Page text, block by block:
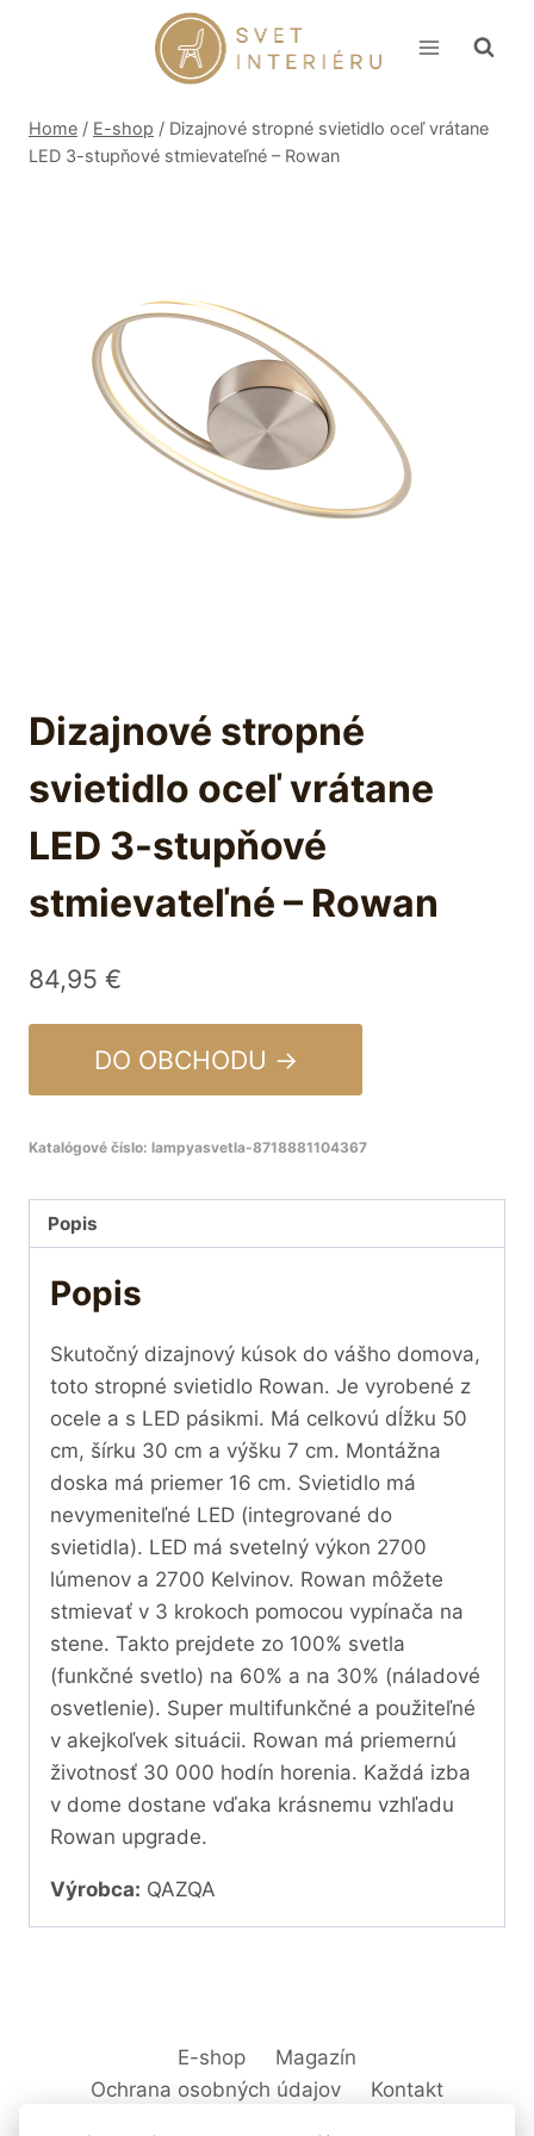
Home / E-shop / Dizajnové stropné svietidlo oceľ vrátane
LED 3-stupňové stmievateľné – Rowan
Dizajnové stropné
svietidlo oceľ vrátane
LED 3-stupňové
stmievateľné – Rowan
84,95 €
DO OBCHODU →
Katalógové číslo: lampyasvetla-8718881104367
Popis
Popis
Skutočný dizajnový kúsok do vášho domova,
toto stropné svietidlo Rowan. Je vyrobené z
ocele a s LED pásikmi. Má celkovú dĺžku 50
cm, šírku 30 cm a výšku 7 cm. Montážna
doska má priemer 16 cm. Svietidlo má
nevymeniteľné LED (integrované do
svietidla). LED má svetelný výkon 2700
lúmenov a 2700 Kelvinov. Rowan môžete
stmievať v 3 krokoch pomocou vypínača na
stene. Takto prejdete zo 100% svetla
(funkčné svetlo) na 60% a na 30% (náladové
osvetlenie). Super multifunkčné a použiteľné
v akejkoľvek situácii. Rowan má priemernú
životnosť 30 000 hodín horenia. Každá izba
v dome dostane vďaka krásnemu vzhľadu
Rowan upgrade.
Výrobca: QAZQA
E-shop
Magazín
Ochrana osobných údajov
Kontakt